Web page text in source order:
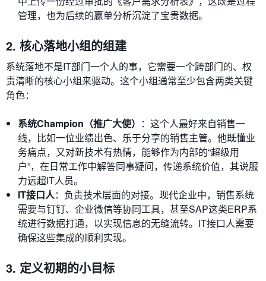
管理，也为后续的赢单分析沉淀了宝贵数据。
2. 核心落地小组的组建
系统落地不是IT部门一个人的事，它需要一个跨部门的、权
责清晰的核心小组来驱动。这个小组通常至少包含两类关键
角色：
系统Champion（推广大使） ：这个人最好来自销售一
线，比如一位业绩出色、乐于分享的销售主管。他既懂业
务痛点，又对新技术有热情，能够作为内部的“超级用
户”，在日常工作中解答同事疑问，传递系统价值，其说服
力远超IT人员。
IT接口人：负责技术层面的对接。现代企业中，销售系统
需要与钉钉、企业微信等协同工具，甚至SAP这类ERP系
统进行数据打通，以实现信息的无缝流转。IT接口人需要
确保这些集成的顺利实现。
3. 定义初期的小目标